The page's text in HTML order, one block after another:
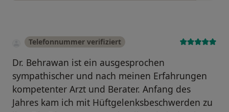
Telefonnummer verifiziert
Dr. Behrawan ist ein ausgesprochen
sympathischer und nach meinen Erfahrungen
kompetenter Arzt und Berater. Anfang des
Jahres kam ich mit Hüftgelenksbeschwerden zu